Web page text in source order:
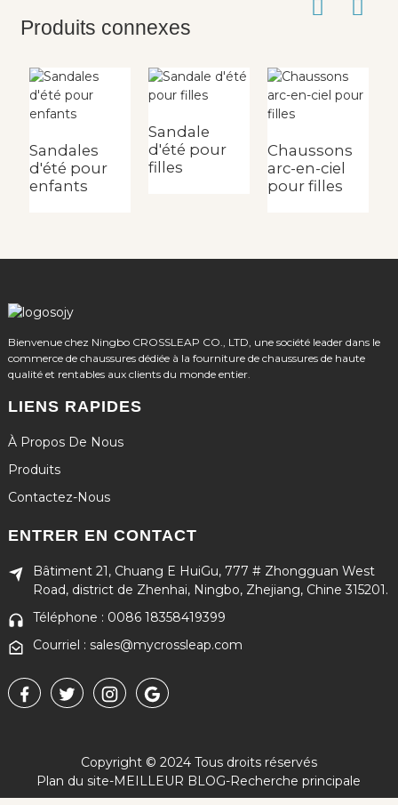
Produits connexes
Sandales
d'été pour
enfants
Sandale
d'été pour
filles
Chaussons
arc-en-ciel
pour filles
Bienvenue chez Ningbo CROSSLEAP CO., LTD, une société leader dans le
commerce de chaussures dédiée à la fourniture de chaussures de haute
qualité et rentables aux clients du monde entier.
LIENS RAPIDES
À Propos De Nous
Produits
Contactez-Nous
ENTRER EN CONTACT
Bâtiment 21, Chuang E HuiGu, 777 # Zhongguan West
Road, district de Zhenhai, Ningbo, Zhejiang, Chine 315201.
Téléphone : 0086 18358419399
Courriel : sales@mycrossleap.com
Copyright © 2024 Tous droits réservés
Plan du site-MEILLEUR BLOG-Recherche principale